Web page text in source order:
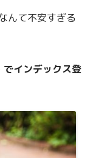
んて不安すぎる
インデックス登